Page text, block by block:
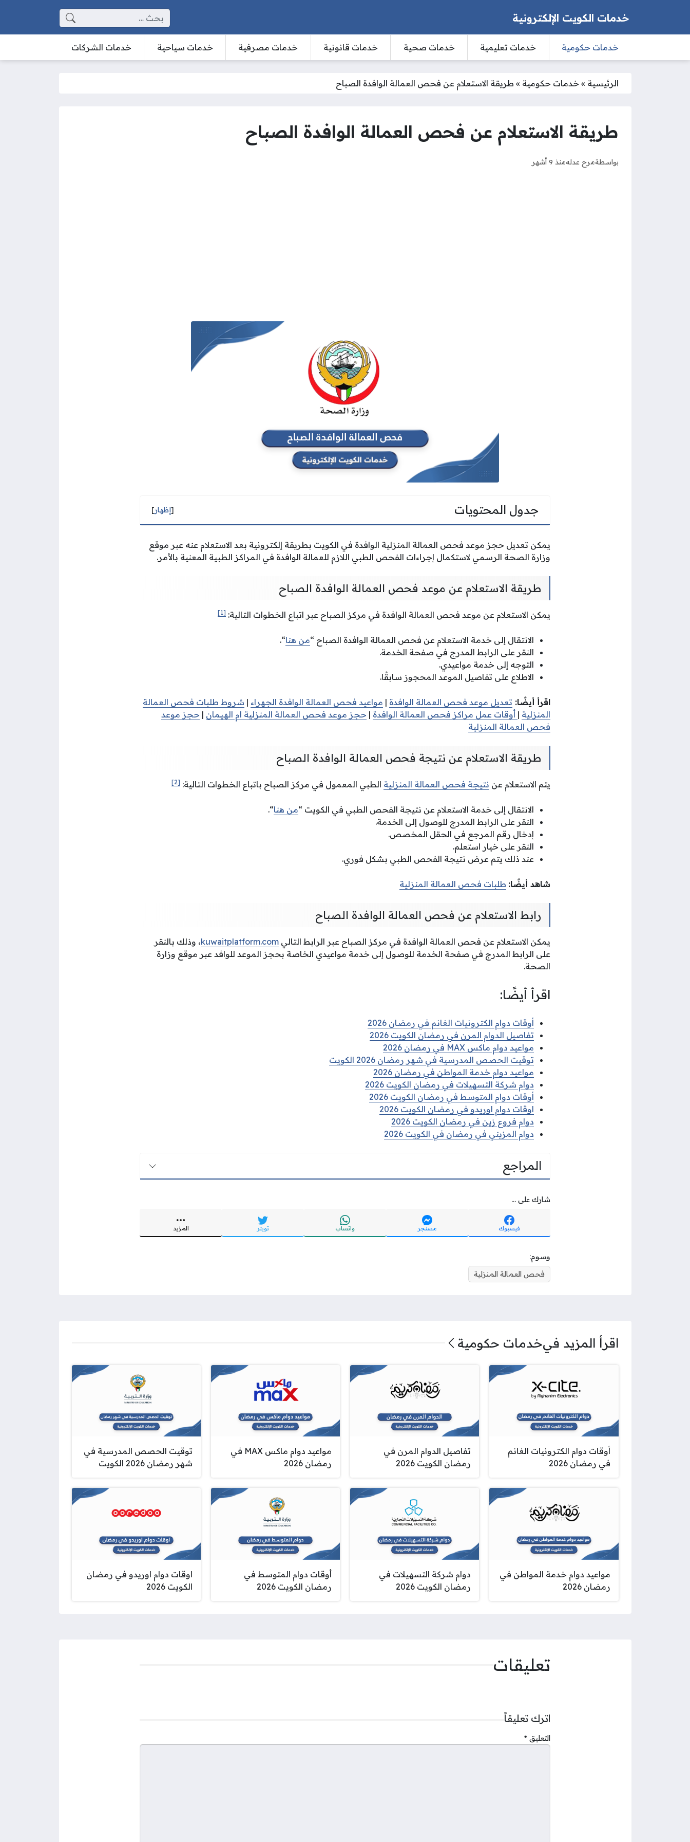
خدمات الكويت الإلكترونية البحث عن:
خدمات حكومية خدمات تعليمية خدمات صحية خدمات قانونية خدمات مصرفية خدمات سياحية خدمات الشركات
الرئيسية » خدمات حكومية » طريقة الاستعلام عن فحص العمالة الوافدة الصباح
طريقة الاستعلام عن فحص العمالة الوافدة الصباح
بواسطةمرح عدلهمنذ 9 أشهر
جدول المحتويات [إظهار]
يمكن تعديل حجز موعد فحص العمالة المنزلية الوافدة في الكويت بطريقة إلكترونية بعد الاستعلام عنه عبر موقع
وزارة الصحة الرسمي لاستكمال إجراءات الفحص الطبي اللازم للعمالة الوافدة في المراكز الطبية المعنية بالأمر.
طريقة الاستعلام عن موعد فحص العمالة الوافدة الصباح
يمكن الاستعلام عن موعد فحص العمالة الوافدة في مركز الصباح عبر اتباع الخطوات التالية: [1]
الانتقال إلى خدمة الاستعلام عن فحص العمالة الوافدة الصباح “من هنا“.
النقر على الرابط المدرج في صفحة الخدمة.
التوجه إلى خدمة مواعيدي.
الاطلاع على تفاصيل الموعد المحجوز سابقًا.
اقرأ أيضًا: تعديل موعد فحص العمالة الوافدة | مواعيد فحص العمالة الوافدة الجهراء | شروط طلبات فحص العمالة
المنزلية | أوقات عمل مراكز فحص العمالة الوافدة | حجز موعد فحص العمالة المنزلية ام الهيمان | حجز موعد
فحص العمالة المنزلية
طريقة الاستعلام عن نتيجة فحص العمالة الوافدة الصباح
يتم الاستعلام عن نتيجة فحص العمالة المنزلية الطبي المعمول في مركز الصباح باتباع الخطوات التالية: [2]
الانتقال إلى خدمة الاستعلام عن نتيجة الفحص الطبي في الكويت “من هنا“.
النقر على الرابط المدرج للوصول إلى الخدمة.
إدخال رقم المرجع في الحقل المخصص.
النقر على خيار استعلم.
عند ذلك يتم عرض نتيجة الفحص الطبي بشكل فوري.
شاهد أيضًا: طلبات فحص العمالة المنزلية
رابط الاستعلام عن فحص العمالة الوافدة الصباح
يمكن الاستعلام عن فحص العمالة الوافدة في مركز الصباح عبر الرابط التالي kuwaitplatform.com، وذلك بالنقر
على الرابط المدرج في صفحة الخدمة للوصول إلى خدمة مواعيدي الخاصة بحجز الموعد للوافد عبر موقع وزارة
الصحة.
اقرأ أيضًا:
أوقات دوام الكترونيات الغانم في رمضان 2026
تفاصيل الدوام المرن في رمضان الكويت 2026
مواعيد دوام ماكس MAX في رمضان 2026
توقيت الحصص المدرسية في شهر رمضان 2026 الكويت
مواعيد دوام خدمة المواطن في رمضان 2026
دوام شركة التسهيلات في رمضان الكويت 2026
أوقات دوام المتوسط في رمضان الكويت 2026
اوقات دوام اوريدو في رمضان الكويت 2026
دوام فروع زين في رمضان الكويت 2026
دوام المزيني في رمضان في الكويت 2026
المراجع
شارك على ...
فيسبوك مسنجر واتساب تويتر المزيد
وسوم:
فحص العمالة المنزلية
اقرأ المزيد فيخدمات حكومية
أوقات دوام الكترونيات الغانم
في رمضان 2026
تفاصيل الدوام المرن في
رمضان الكويت 2026
مواعيد دوام ماكس MAX في
رمضان 2026
توقيت الحصص المدرسية في
شهر رمضان 2026 الكويت
مواعيد دوام خدمة المواطن في
رمضان 2026
دوام شركة التسهيلات في
رمضان الكويت 2026
أوقات دوام المتوسط في
رمضان الكويت 2026
اوقات دوام اوريدو في رمضان
الكويت 2026
تعليقات
اترك تعليقاً
التعليق *